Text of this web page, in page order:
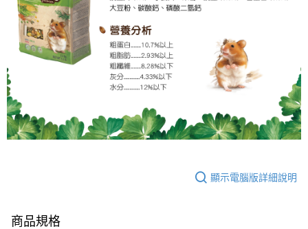
顯示電腦版詳細說明
商品規格